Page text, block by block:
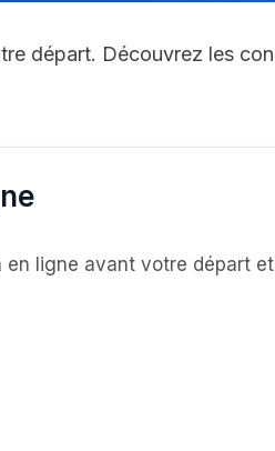
départ. Découvrez les
ligne avant votre départ